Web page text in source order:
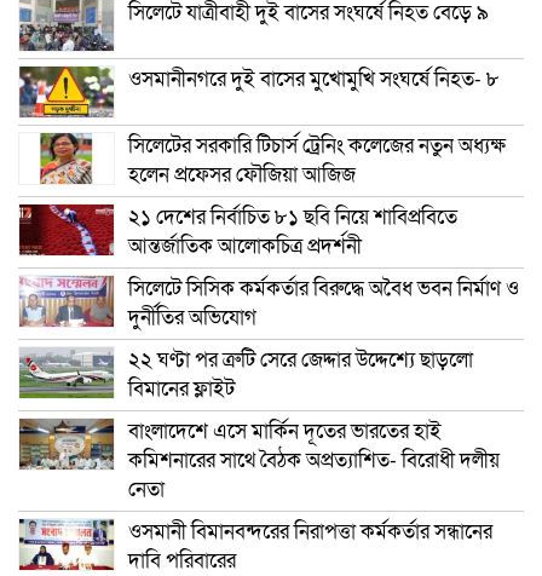
সিলেটে যাত্রীবাহী দুই বাসের সংঘর্ষে নিহত বেড়ে ৯
ওসমানীনগরে দুই বাসের মুখোমুখি সংঘর্ষে নিহত- ৮
সিলেটের সরকারি টিচার্স ট্রেনিং কলেজের নতুন অধ্যক্ষ
হলেন প্রফেসর ফৌজিয়া আজিজ
২১ দেশের নির্বাচিত ৮১ ছবি নিয়ে শাবিপ্রবিতে
আন্তর্জাতিক আলোকচিত্র প্রদর্শনী
সিলেটে সিসিক কর্মকর্তার বিরুদ্ধে অবৈধ ভবন নির্মাণ ও
দুর্নীতির অভিযোগ
২২ ঘণ্টা পর ত্রুটি সেরে জেদ্দার উদ্দেশ্যে ছাড়লো
বিমানের ফ্লাইট
বাংলাদেশে এসে মার্কিন দূতের ভারতের হাই
কমিশনারের সাথে বৈঠক অপ্রত্যাশিত- বিরোধী দলীয়
নেতা
ওসমানী বিমানবন্দরের নিরাপত্তা কর্মকর্তার সন্ধানের
দাবি পরিবারের